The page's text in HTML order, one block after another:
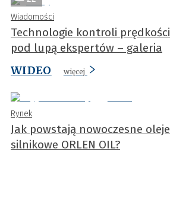
Wiadomości
Technologie kontroli prędkości
pod lupą ekspertów – galeria
WIDEO
więcej
Rynek
Jak powstają nowoczesne oleje
silnikowe ORLEN OIL?